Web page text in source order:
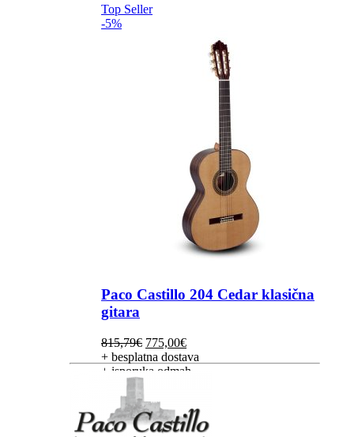
Top Seller
-5%
Paco Castillo 204 Cedar klasična
gitara
815,79€ Izvorna
cijena
bila
815,79€.
775,00€Trenutna
cijena
je:
+ besplatna dostava
+ isporuka odmah